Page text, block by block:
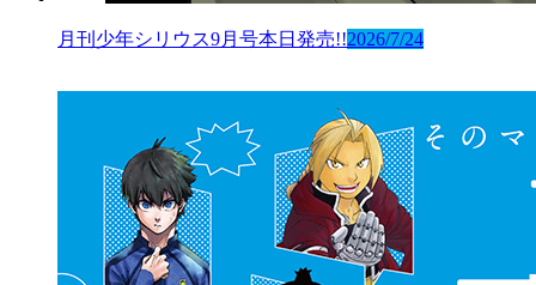
月刊少年シリウス9月号本日発売!!2026/7/24